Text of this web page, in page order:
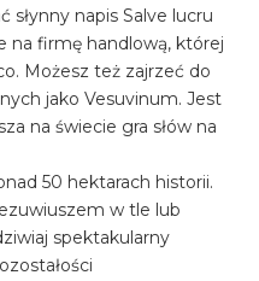
słynny napis Salve lucru
na firmę handlową, której
Możesz też zajrzeć do
jako Vesuvinum. Jest
na świecie gra słów na
50 hektarach historii.
w tle lub
spektakularny